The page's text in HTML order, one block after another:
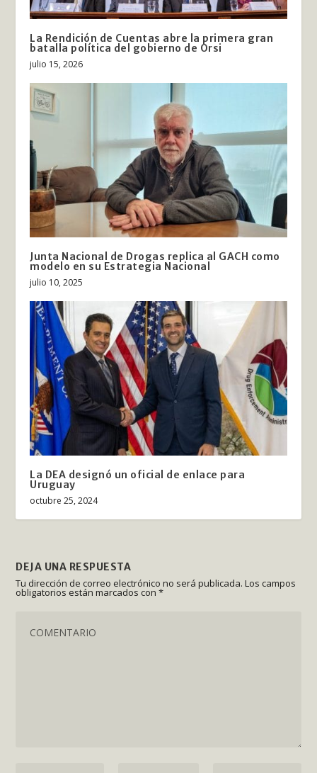
La Rendición de Cuentas abre la primera gran
batalla política del gobierno de Orsi
julio 15, 2026
Junta Nacional de Drogas replica al GACH como
modelo en su Estrategia Nacional
julio 10, 2025
La DEA designó un oficial de enlace para
Uruguay
octubre 25, 2024
DEJA UNA RESPUESTA
Tu dirección de correo electrónico no será publicada. Los campos
obligatorios están marcados con*